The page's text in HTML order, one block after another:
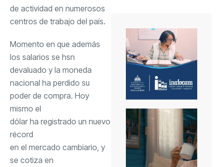
de actividad en numerosos
centros de trabajo del país.
Momento en que además
los salarios se hsn
devaluado y la moneda
nacional ha perdido su
poder de compra. Hoy
mismo el
dólar ha registrado un nuevo
récord
en el mercado cambiario, y
se cotiza en